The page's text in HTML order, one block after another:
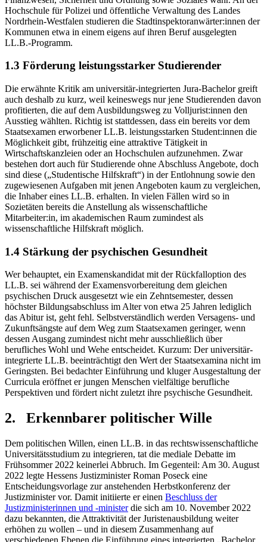
Hochschule für Polizei und öffentliche Verwaltung des Landes
Nordrhein-Westfalen studieren die Stadtinspektoranwärter:innen der
Kommunen etwa in einem eigens auf ihren Beruf ausgelegten
LL.B.-Programm.
1.3 Förderung leistungsstarker Studierender
Die erwähnte Kritik am universitär-integrierten Jura-Bachelor greift
auch deshalb zu kurz, weil keineswegs nur jene Studierenden davon
profitierten, die auf dem Ausbildungsweg zu Volljurist:innen den
Ausstieg wählten. Richtig ist stattdessen, dass ein bereits vor dem
Staatsexamen erworbener LL.B. leistungsstarken Student:innen die
Möglichkeit gibt, frühzeitig eine attraktive Tätigkeit in
Wirtschaftskanzleien oder an Hochschulen aufzunehmen. Zwar
bestehen dort auch für Studierende ohne Abschluss Angebote, doch
sind diese („Studentische Hilfskraft“) in der Entlohnung sowie den
zugewiesenen Aufgaben mit jenen Angeboten kaum zu vergleichen,
die Inhaber eines LL.B. erhalten. In vielen Fällen wird so in
Sozietäten bereits die Anstellung als wissenschaftliche
Mitarbeiter:in, im akademischen Raum zumindest als
wissenschaftliche Hilfskraft möglich.
1.4 Stärkung der psychischen Gesundheit
Wer behauptet, ein Examenskandidat mit der Rückfalloption des
LL.B. sei während der Examensvorbereitung dem gleichen
psychischen Druck ausgesetzt wie ein Zehntsemester, dessen
höchster Bildungsabschluss im Alter von etwa 25 Jahren lediglich
das Abitur ist, geht fehl. Selbstverständlich werden Versagens- und
Zukunftsängste auf dem Weg zum Staatsexamen geringer, wenn
dessen Ausgang zumindest nicht mehr ausschließlich über
berufliches Wohl und Wehe entscheidet. Kurzum: Der universitär-
integrierte LL.B. beeinträchtigt den Wert der Staatsexamina nicht im
Geringsten. Bei bedachter Einführung und kluger Ausgestaltung der
Curricula eröffnet er jungen Menschen vielfältige berufliche
Perspektiven und fördert nicht zuletzt ihre psychische Gesundheit.
2. Erkennbarer politischer Wille
Dem politischen Willen, einen LL.B. in das rechtswissenschaftliche
Universitätsstudium zu integrieren, tat die mediale Debatte im
Frühsommer 2022 keinerlei Abbruch. Im Gegenteil: Am 30. August
2022 legte Hessens Justizminister Roman Poseck eine
Entscheidungsvorlage zur anstehenden Herbstkonferenz der
Justizminister vor. Damit initiierte er einen Beschluss der
Justizministerinnen und -ministerdie sich am 10. November 2022
dazu bekannten, die Attraktivität der Juristenausbildung weiter
erhöhen zu wollen – und in diesem Zusammenhang auf